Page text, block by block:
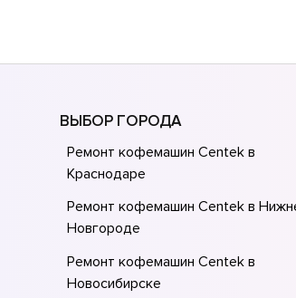
ВЫБОР ГОРОДА
Ремонт кофемашин Centek в
Краснодаре
Ремонт кофемашин Centek в
Новгороде
Ремонт кофемашин Centek в
Новосибирске